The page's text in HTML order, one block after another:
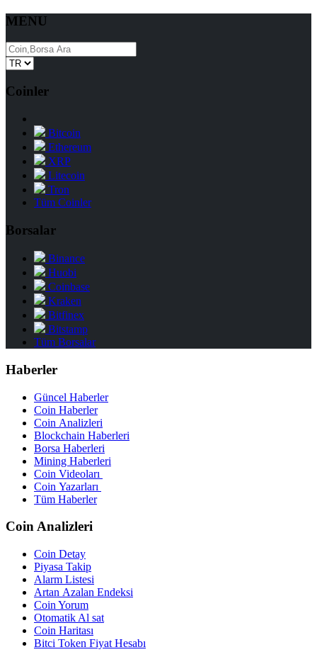
MENU
Coinler
Bitcoin
Ethereum
XRP
Litecoin
Tron
Tüm Coinler
Borsalar
Binance
Huobi
Coinbase
Kraken
Bitfinex
Bitstamp
Tüm Borsalar
Haberler
Güncel Haberler
Coin Haberler
Coin Analizleri
Blockchain Haberleri
Borsa Haberleri
Mining Haberleri
Coin Videoları
Coin Yazarları
Tüm Haberler
Coin Analizleri
Coin Detay
Piyasa Takip
Alarm Listesi
Artan Azalan Endeksi
Coin Yorum
Otomatik Al sat
Coin Haritası
Bitci Token Fiyat Hesabı